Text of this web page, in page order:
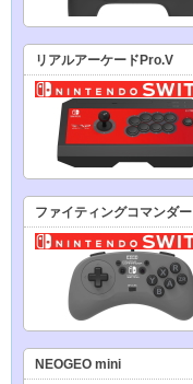
リアルアーケードPro.V
ファイティングコマンダー
NEOGEO mini